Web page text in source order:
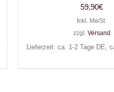
59,90€
Inkl. MwSt.
zzgl. Versand
Lieferzeit: ca. 1-2 Tage DE,